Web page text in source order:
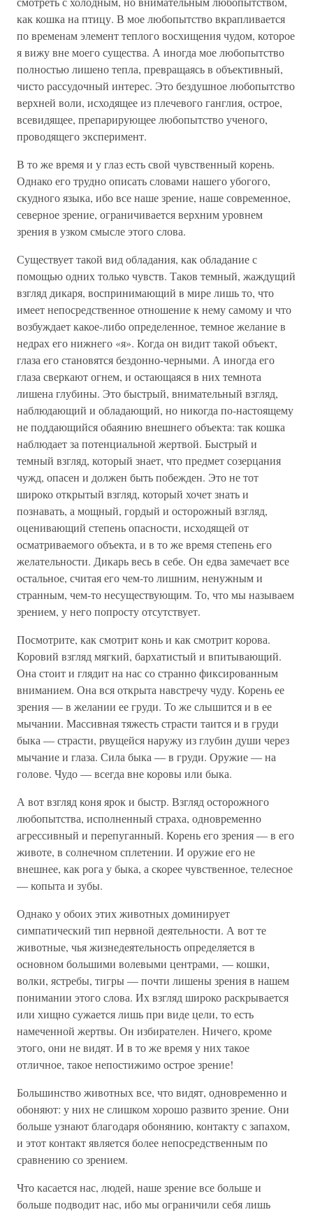
как кошка на птицу. В мое любопытство вкрапливается
по временам элемент теплого восхищения чудом, которое
я вижу вне моего существа. А иногда мое любопытство
полностью лишено тепла, превращаясь в объективный,
чисто рассудочный интерес. Это бездушное любопытство
верхней воли, исходящее из плечевого ганглия, острое,
всевидящее, препарирующее любопытство ученого,
проводящего эксперимент.
В то же время и у глаз есть свой чувственный корень.
Однако его трудно описать словами нашего убогого,
скудного языка, ибо все наше зрение, наше современное,
северное зрение, ограничивается верхним уровнем
зрения в узком смысле этого слова.
Существует такой вид обладания, как обладание с
помощью одних только чувств. Таков темный, жаждущий
взгляд дикаря, воспринимающий в мире лишь то, что
имеет непосредственное отношение к нему самому и что
возбуждает какое-либо определенное, темное желание в
недрах его нижнего «я». Когда он видит такой объект,
глаза его становятся бездонно-черными. А иногда его
глаза сверкают огнем, и остающаяся в них темнота
лишена глубины. Это быстрый, внимательный взгляд,
наблюдающий и обладающий, но никогда по-настоящему
не поддающийся обаянию внешнего объекта: так кошка
наблюдает за потенциальной жертвой. Быстрый и
темный взгляд, который знает, что предмет созерцания
чужд, опасен и должен быть побежден. Это не тот
широко открытый взгляд, который хочет знать и
познавать, а мощный, гордый и осторожный взгляд,
оценивающий степень опасности, исходящей от
осматриваемого объекта, и в то же время степень его
желательности. Дикарь весь в себе. Он едва замечает все
остальное, считая его чем-то лишним, ненужным и
странным, чем-то несуществующим. То, что мы называем
зрением, у него попросту отсутствует.
Посмотрите, как смотрит конь и как смотрит корова.
Коровий взгляд мягкий, бархатистый и впитывающий.
Она стоит и глядит на нас со странно фиксированным
вниманием. Она вся открыта навстречу чуду. Корень ее
зрения — в желании ее груди. То же слышится и в ее
мычании. Массивная тяжесть страсти таится и в груди
быка — страсти, рвущейся наружу из глубин души через
мычание и глаза. Сила быка — в груди. Оружие — на
голове. Чудо — всегда вне коровы или быка.
А вот взгляд коня ярок и быстр. Взгляд осторожного
любопытства, исполненный страха, одновременно
агрессивный и перепуганный. Корень его зрения — в его
животе, в солнечном сплетении. И оружие его не
внешнее, как рога у быка, а скорее чувственное, телесное
— копыта и зубы.
Однако у обоих этих животных доминирует
симпатический тип нервной деятельности. А вот те
животные, чья жизнедеятельность определяется в
основном большими волевыми центрами, — кошки,
волки, ястребы, тигры — почти лишены зрения в нашем
понимании этого слова. Их взгляд широко раскрывается
или хищно сужается лишь при виде цели, то есть
намеченной жертвы. Он избирателен. Ничего, кроме
этого, они не видят. И в то же время у них такое
отличное, такое непостижимо острое зрение!
Большинство животных все, что видят, одновременно и
обоняют: у них не слишком хорошо развито зрение. Они
больше узнают благодаря обонянию, контакту с запахом,
и этот контакт является более непосредственным по
сравнению со зрением.
Что касается нас, людей, наше зрение все больше и
больше подводит нас, ибо мы ограничили себя лишь